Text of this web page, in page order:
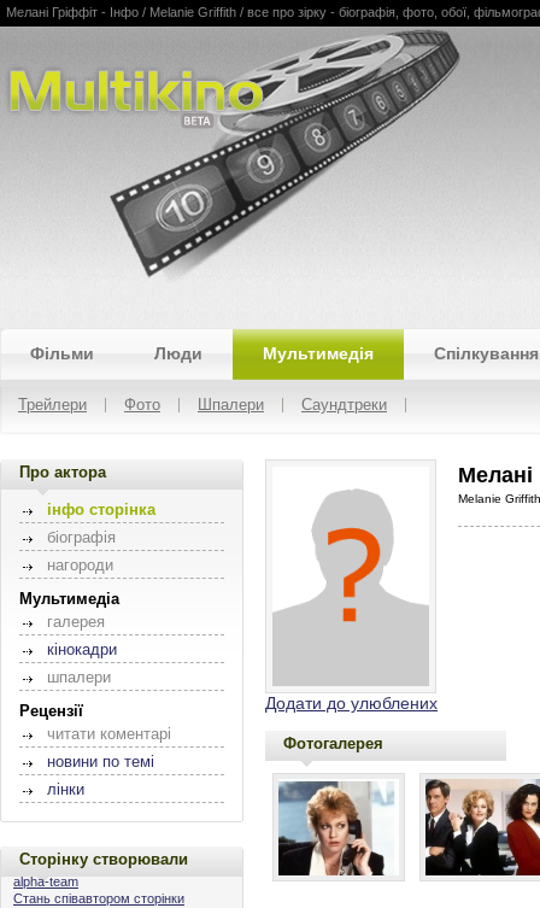
Multikino
Мелані Гріффіт - Інфо / Melanie Griffith / все про зірку - біографія, фото, обої,
Фільми Люди Мультимедія Спілкування
Трейлери Фото Шпалери Саундтреки
Про актора
інфо сторінка
біографія
нагороди
Мультимедіа
галерея
кінокадри
шпалери
Рецензії
читати коментарі
новини по темі
лінки
Сторінку створювали
alpha-team
Стань співавтором сторінки
Додати до улюблених
Мелані
Melanie Griffith
Фотогалерея